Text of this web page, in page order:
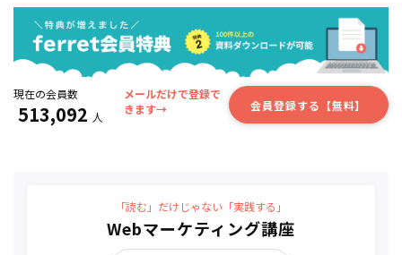
現在の会員数
513,092 人
メールだけで登録で
きます→
会員登録する【無料】
「読む」だけじゃない「実践する」
Webマーケティング講座